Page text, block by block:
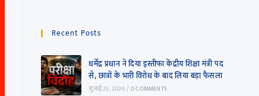
Recent Posts
धर्मेंद्र प्रधान ने दिया इस्तीफा केंद्रीय शिक्षा मंत्री पद
से, छात्रों के भारी विरोध के बाद लिया बड़ा फैसला
जुलाई 25, 2026 /0 COMMENTS